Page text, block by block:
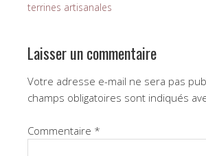
terrines artisanales
Laisser un commentaire
Votre adresse e-mail ne sera pas
champs obligatoires sont indiqués
Commentaire *